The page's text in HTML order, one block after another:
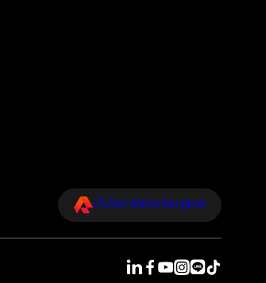
เว็บไซต์ ANGA Bangkok